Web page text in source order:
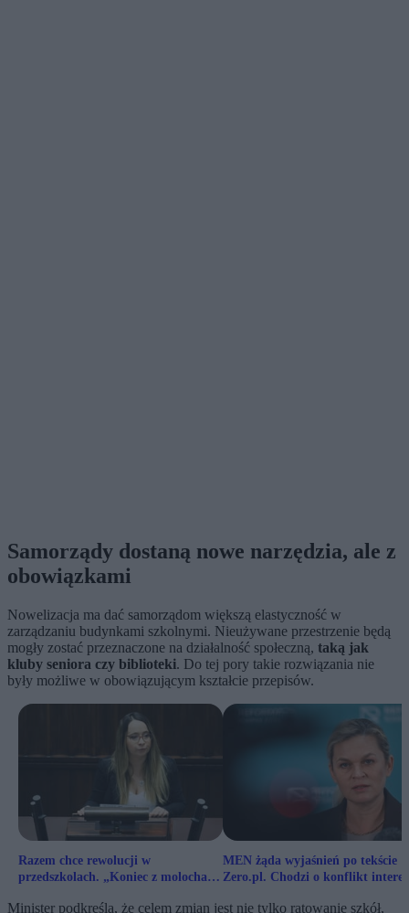
Samorządy dostaną nowe narzędzia, ale z
obowiązkami
Nowelizacja ma dać samorządom większą elastyczność w
zarządzaniu budynkami szkolnymi. Nieużywane przestrzenie będą
mogły zostać przeznaczone na działalność społeczną, taką jak
kluby seniora czy biblioteki. Do tej pory takie rozwiązania nie
były możliwe w obowiązującym kształcie przepisów.
Razem chce rewolucji w
przedszkolach. „Koniec z molochami
MEN żąda wyjaśnień po tekście
Zero.pl. Chodzi o konflikt
Minister podkreśla, że celem zmian jest nie tylko ratowanie szkół,